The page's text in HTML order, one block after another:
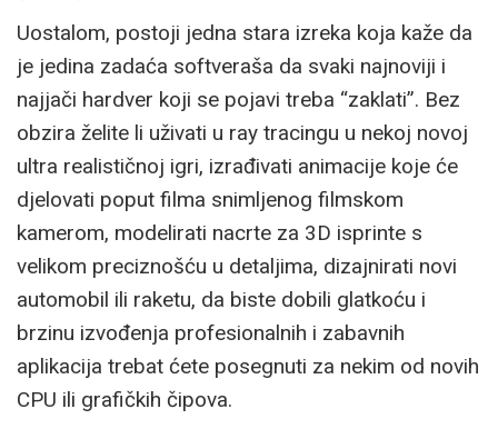
Uostalom, postoji jedna stara izreka koja kaže da
je jedina zadaća softveraša da svaki najnoviji i
najjači hardver koji se pojavi treba “zaklati”. Bez
obzira želite li uživati u ray tracingu u nekoj novoj
ultra realističnoj igri, izrađivati animacije koje će
djelovati poput filma snimljenog filmskom
kamerom, modelirati nacrte za 3D isprinte s
velikom preciznošću u detaljima, dizajnirati novi
automobil ili raketu, da biste dobili glatkoću i
brzinu izvođenja profesionalnih i zabavnih
aplikacija trebat ćete posegnuti za nekim od novih
CPU ili grafičkih čipova.